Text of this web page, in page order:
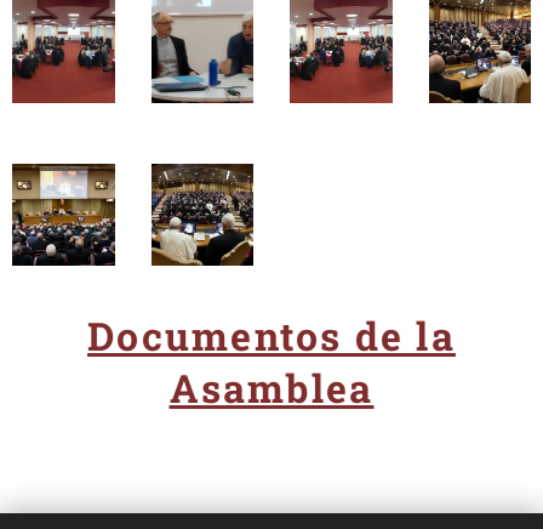
Documentos de la
Asamblea